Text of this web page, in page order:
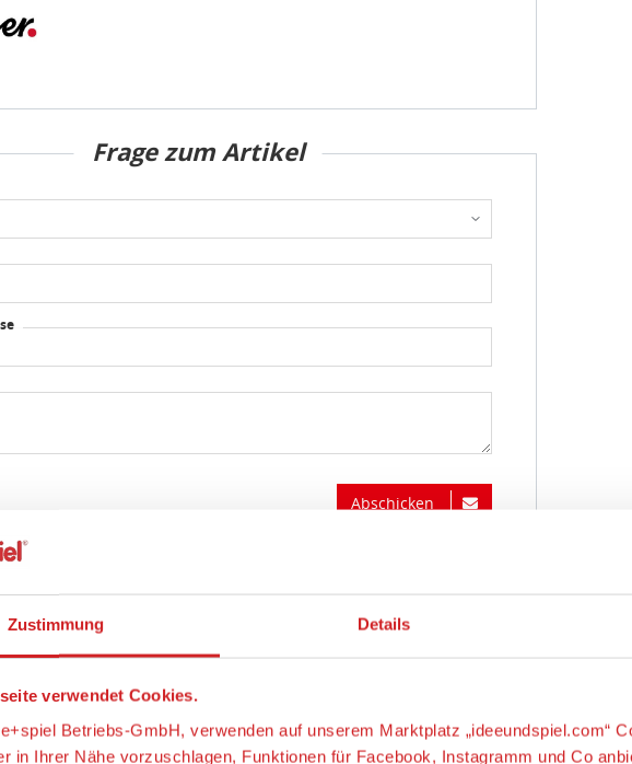
Zustimmung Details
verwendet Cookies.
Betriebs-GmbH, verwenden auf unserem Marktplatz „ideeundspiel.com“
in Ihrer Nähe vorzuschlagen, Funktionen für Facebook, Instagramm und Co
Frage zum Artikel
Abschicken